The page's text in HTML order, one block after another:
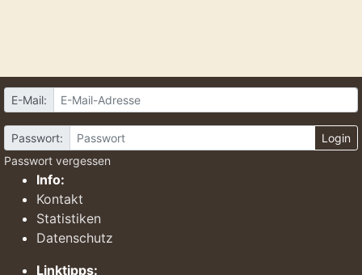
E-Mail:
Passwort:
Login
Passwort vergessen
Info:
Kontakt
Statistiken
Datenschutz
Linktipps: